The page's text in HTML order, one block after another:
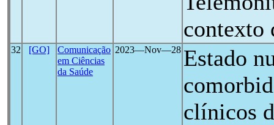
contexto
32 [GO]
Comunicação
em Ciências
da Saúde
2023―Nov―28 Estado
clínicos